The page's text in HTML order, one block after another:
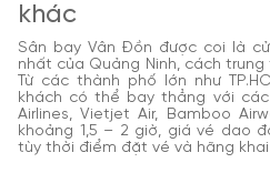
khác
Sân bay Vân Đồn được coi là
nhất của Quảng Ninh, cách
Từ các thành phố lớn như
khách có thể bay thẳng với
Airlines, Vietjet Air, Bamboo
khoảng 1,5 – 2 giờ, giá vé dao
tùy thời điểm đặt vé và hãng